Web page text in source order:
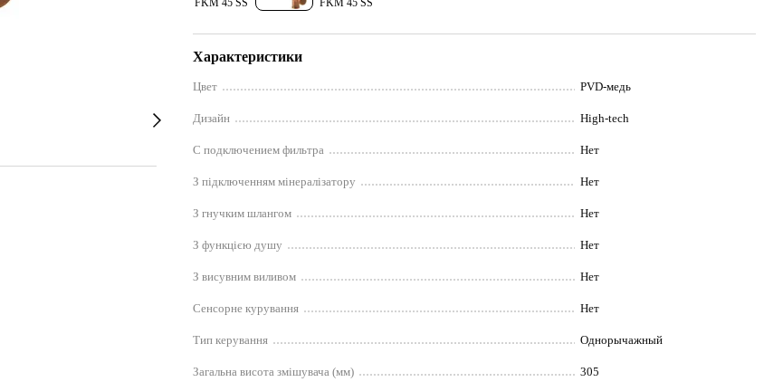
Характеристики
Цвет PVD-медь
Дизайн High-tech
С подключением фильтра Нет
З підключенням мінералізатору Нет
З гнучким шлангом Нет
З функцією душу Нет
З висувним виливом Нет
Сенсорне курування Нет
Тип керування Однорычажный
Загальна висота змішувача (мм) 305